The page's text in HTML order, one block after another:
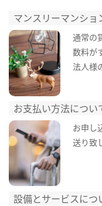
マンスリーマンショ
通常の
数料が
法人様
お支払い方法につい
お申し
送り致
設備とサービスにつ